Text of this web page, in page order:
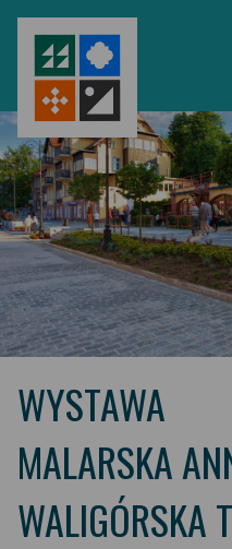
WYSTAWA
MALARSKA
WALIGÓRSKA